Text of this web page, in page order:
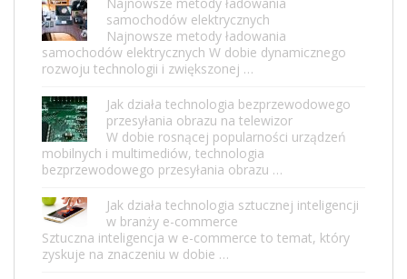
samochodów elektrycznych
Najnowsze metody ładowania
samochodów elektrycznych W dobie dynamicznego
rozwoju technologii i zwiększonej …
Jak działa technologia bezprzewodowego
przesyłania obrazu na telewizor
W dobie rosnącej popularności urządzeń
mobilnych i multimediów, technologia
bezprzewodowego przesyłania obrazu …
Jak działa technologia sztucznej inteligencji
w branży e-commerce
Sztuczna inteligencja w e-commerce to temat, który
zyskuje na znaczeniu w dobie …